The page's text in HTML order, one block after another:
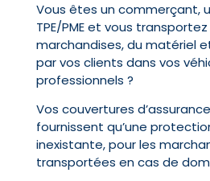
Vous êtes un commerçant,
TPE/PME et vous
marchandises, du matériel
par vos clients dans vos
professionnels ?
Vos couvertures
fournissent qu’une
inexistante, pour les
transportées en cas de